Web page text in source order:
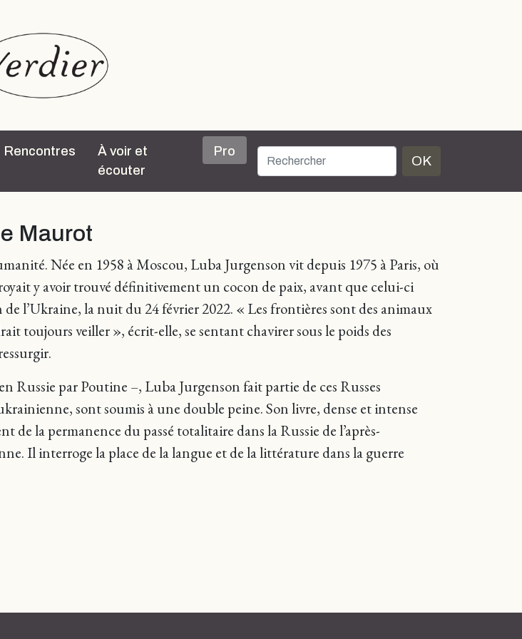
Rencontres
À voir et
écouter
Pro
OK
Maurot
Née en 1958 à Moscou, Luba Jurgenson vit depuis 1975 à Paris, où
y avoir trouvé définitivement un cocon de paix, avant que celui-ci
l’Ukraine, la nuit du 24 février 2022. « Les frontières sont des animaux
toujours veiller », écrit-elle, se sentant chavirer sous le poids des
Russie par Poutine –, Luba Jurgenson fait partie de ces Russes
sont soumis à une double peine. Son livre, dense et intense
la permanence du passé totalitaire dans la Russie de l’après-
Il interroge la place de la langue et de la littérature dans la guerre